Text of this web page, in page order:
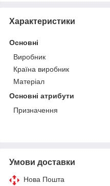
Характеристики
Основні
Виробник
Країна виробник
Матеріал
Основні атрибути
Призначення
Умови доставки
Нова Пошта